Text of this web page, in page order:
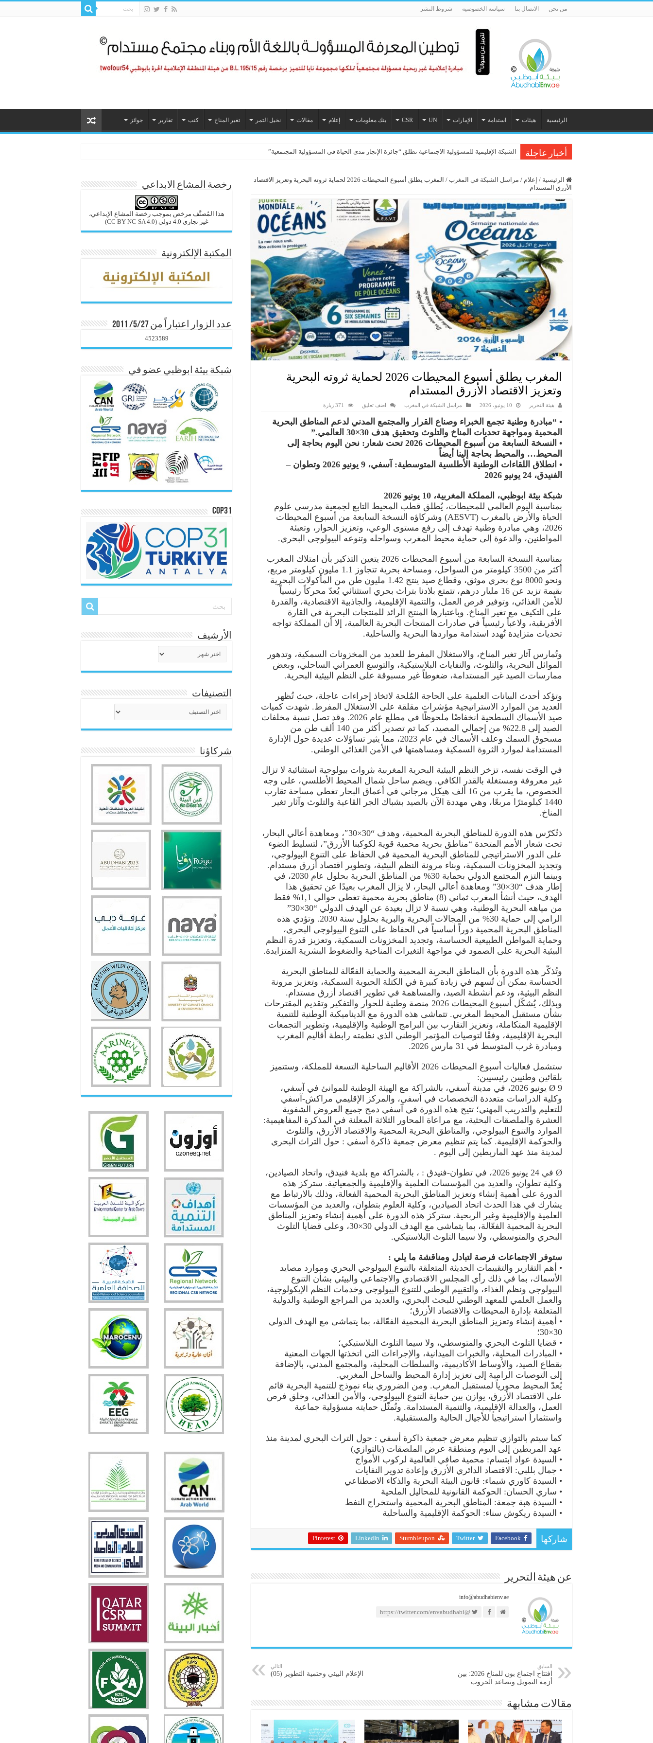
من نحن الاتصال بنا سياسة الخصوصية شروط النشر
الرئيسية هيئات استدامة الإمارات UN
CSR بنك معلومات إعلام مقالات نخيل التمر تغير المناخ كتب تقارير جوائز
أخبار عاجلة الشبكة الإقليمية للمسؤولية الاجتماعية تطلق “جائزة الإنجاز مدى الحياة في المسؤولية المجتمعية”
الرئيسية / إعلام / مراسل الشبكة في المغرب /
المغرب يطلق أسبوع المحيطات 2026 لحماية ثروته البحرية وتعزيز الاقتصاد
الأزرق المستدام
المغرب يطلق أسبوع المحيطات 2026 لحماية ثروته البحرية
وتعزيز الاقتصاد الأزرق المستدام
هيئة التحرير 10 يونيو، 2026 مراسل الشبكة في المغرب اضف تعليق 371 زيارة
• “مبادرة وطنية تجمع الخبراء وصناع القرار والمجتمع المدني لدعم المناطق البحرية
المحمية ومواجهة تحديات المناخ والتلوث وتحقيق هدف 30×30 العالمي.”
• النسخة السابعة من أسبوع المحيطات 2026 تحت شعار: نحن اليوم بحاجة إلى
المحيط… والمحيط بحاجة إلينا أيضاً
• انطلاق اللقاءات الوطنية الأطلسية المتوسطية: آسفي، 9 يونيو 2026 وتطوان –
الفنيدق، 24 يونيو 2026
شبكة بيئة ابوظبي، المملكة المغربية، 10 يونيو 2026
بمناسبة اليوم العالمي للمحيطات، يُطلق قطب المحيط التابع لجمعية مدرسي علوم
الحياة والأرض بالمغرب (AESVT) وشركاؤه النسخة السابعة من أسبوع المحيطات
2026، وهي مبادرة وطنية تهدف إلى رفع مستوى الوعي، وتعزيز الحوار، وتعبئة
المواطنين، والدعوة إلى حماية محيط المغرب وسواحله وتنوعه البيولوجي البحري.
بمناسبة النسخة السابعة من أسبوع المحيطات 2026 يتعين التذكير بأن امتلاك المغرب
أكثر من 3500 كيلومتر من السواحل، ومساحة بحرية تتجاوز 1.1 مليون كيلومتر مربع،
ونحو 8000 نوع بحري موثق، وقطاع صيد ينتج 1.42 مليون طن من المأكولات البحرية
بقيمة تزيد عن 16 مليار درهم، تتمتع بلادنا بتراث بحري استثنائي يُعدّ محركاً رئيسياً
للأمن الغذائي، وتوفير فرص العمل، والتنمية الإقليمية، والجاذبية الاقتصادية، والقدرة
على التكيف مع تغير المناخ. وباعتبارها المنتج الرائد للمنتجات البحرية في القارة
الأفريقية، ولاعباً رئيسياً في صادرات المنتجات البحرية العالمية، إلا أن المملكة تواجه
تحديات متزايدة تُهدد استدامة مواردها البحرية والساحلية.
وتُمارس آثار تغير المناخ، والاستغلال المفرط للعديد من المخزونات السمكية، وتدهور
الموائل البحرية، والتلوث، والنفايات البلاستيكية، والتوسع العمراني الساحلي، وبعض
ممارسات الصيد غير المستدامة، ضغوطاً غير مسبوقة على النظم البيئية البحرية.
وتؤكد أحدث البيانات العلمية على الحاجة المُلحة لاتخاذ إجراءات عاجلة، حيث تُظهر
العديد من الموارد الاستراتيجية مؤشرات مقلقة على الاستغلال المفرط. شهدت كميات
صيد الأسماك السطحية انخفاضًا ملحوظًا في مطلع عام 2026. وقد تصل نسبة مخلفات
الصيد إلى 22.8% من إجمالي المصيد، كما تم تصدير أكثر من 140 ألف طن من
مسحوق السمك وعلف الأسماك في عام 2023، مما يثير تساؤلات عديدة حول الإدارة
المستدامة لموارد الثروة السمكية ومساهمتها في الأمن الغذائي الوطني.
في الوقت نفسه، تزخر النظم البيئية البحرية المغربية بثروات بيولوجية استثنائية لا تزال
غير معروفة ومستغلة بالقدر الكافي. ويضم ساحل شمال المحيط الأطلسي، على وجه
الخصوص، ما يقرب من 16 ألف هيكل مرجاني في أعماق البحار تغطي مساحة تقارب
1440 كيلومترًا مربعًا، وهي مهددة الآن بالصيد بشباك الجر القاعية والتلوث وآثار تغير
المناخ.
ذتُكرّس هذه الدورة للمناطق البحرية المحمية، وهدف “30×30″، ومعاهدة أعالي البحار،
تحت شعار الأمم المتحدة “مناطق بحرية محمية قوية لكوكبنا الأزرق”، لتسليط الضوء
على الدور الاستراتيجي للمناطق البحرية المحمية في الحفاظ على التنوع البيولوجي،
وتجديد المخزونات السمكية، وبناء مرونة النظم البيئية، وتطوير اقتصاد أزرق مستدام.
وبينما التزم المجتمع الدولي بحماية 30% من المناطق البحرية بحلول عام 2030، في
إطار هدف “30×30” ومعاهدة أعالي البحار، لا يزال المغرب بعيدًا عن تحقيق هذا
الهدف، حيث أنشأ المغرب ثماني (8) مناطق بحرية محمية تغطي حوالي 1,1% فقط
من مياهه البحرية الوطنية، وهي نسبة لا تزال بعيدة عن الهدف الدولي “30×30”
الرامي إلى حماية 30% من المجالات البحرية والبرية بحلول سنة 2030. وتؤدي هذه
المناطق البحرية المحمية دوراً أساسياً في الحفاظ على التنوع البيولوجي البحري،
وحماية المواطن الطبيعية الحساسة، وتجديد المخزونات السمكية، وتعزيز قدرة النظم
البيئية البحرية على الصمود في مواجهة التغيرات المناخية والضغوط البشرية المتزايدة.
وتُذكّر هذه الدورة بأن المناطق البحرية المحمية والحماية الفعّالة للمناطق البحرية
الحساسة يمكن أن تُسهم في زيادة كبيرة في الكتلة الحيوية السمكية، وتعزيز مرونة
النظم البيئية، ودعم أنشطة الصيد، والمساهمة في تطوير اقتصاد أزرق مستدام.
وبذلك، يُشكّل أسبوع المحيطات 2026 منصة وطنية للحوار والتفكير وتقديم المقترحات
بشأن مستقبل المحيط المغربي. تتماشى هذه الدورة مع الديناميكية الوطنية للتنمية
الإقليمية المتكاملة، وتعزيز التقارب بين البرامج الوطنية والإقليمية، وتطوير التجمعات
البحرية الإقليمية، وفقًا لتوصيات المؤتمر الوطني الذي نظمته رابطة أقاليم المغرب
ومبادرة غرب المتوسط في 31 مارس 2026.
ستشمل فعاليات أسبوع المحيطات 2026 الأقاليم الساحلية التسعة للمملكة، وستتميز
بلقائين وطنيين رئيسيين:
Ø 9 يونيو 2026، في مدينة آسفي، بالشراكة مع الهيئة الوطنية للموانئ في آسفي،
وكلية الدراسات متعددة التخصصات في آسفي، والمركز الإقليمي مراكش-آسفي
للتعليم والتدريب المهني؛ تتيح هذه الدورة في آسفي دمج جميع العروض الشفوية
العشرة والملصقات البحثية، مع مراعاة المحاور الثلاثة المعلنة في المذكرة المفاهيمية:
الموارد والتنوع البيولوجي، والمناطق البحرية المحمية والاقتصاد الأزرق، والتلوث
والحوكمة الإقليمية. كما يتم تنظيم معرض جمعية ذاكرة أسفي : حول التراث البحري
لمدينة منذ عهد الماربطين إلى اليوم .
Ø في 24 يونيو 2026، في تطوان-فنيدق : ، بالشراكة مع بلدية فنيدق، واتحاد الصيادين،
وكلية تطوان، والعديد من المؤسسات العلمية والإقليمية والجمعياتية. ستركز هذه
الدورة على أهمية إنشاء وتعزيز المناطق البحرية المحمية الفعالة، وذلك بالارتباط مع
يشارك في هذا الحدث اتحاد الصيادين، وكلية العلوم بتطوان، والعديد من المؤسسات
العلمية والإقليمية وغير الربحية. ستركز هذه الدورة على أهمية إنشاء وتعزيز المناطق
البحرية المحمية الفعّالة، بما يتماشى مع الهدف الدولي 30×30، وعلى قضايا التلوث
البحري والمتوسطي، ولا سيما التلوث البلاستيكي.
ستوفر الاجتماعات فرصة لتبادل ومناقشة ما يلي :
• أهم التقارير والتقييمات الحديثة المتعلقة بالتنوع البيولوجي البحري وموارد مصايد
الأسماك، بما في ذلك رأي المجلس الاقتصادي والاجتماعي والبيئي بشأن التنوع
البيولوجي ونظم الغذاء، والتقييم الوطني للتنوع البيولوجي وخدمات النظم الإيكولوجية،
والعمل العلمي للمعهد الوطني للبحث البحري، والعديد من المراجع الوطنية والدولية
المتعلقة بإدارة المحيطات والاقتصاد الأزرق؛
• أهمية إنشاء وتعزيز المناطق البحرية المحمية الفعّالة، بما يتماشى مع الهدف الدولي
30×30؛
• قضايا التلوث البحري والمتوسطي، ولا سيما التلوث البلاستيكي؛
• المبادرات المحلية، والخبرات الميدانية، والإجراءات التي اتخذتها الجهات المعنية
بقطاع الصيد، والأوساط الأكاديمية، والسلطات المحلية، والمجتمع المدني، بالإضافة
إلى التوصيات الرامية إلى تعزيز إدارة المحيط والساحل المغربي.
يُعدّ المحيط محورياً لمستقبل المغرب. ومن الضروري بناء نموذج للتنمية البحرية قائم
على الاقتصاد الأزرق، يوازن بين حماية التنوع البيولوجي، والأمن الغذائي، وخلق فرص
العمل، والعدالة الإقليمية، والتنمية المستدامة. وتُمثّل حمايته مسؤولية جماعية
واستثماراً استراتيجياً للأجيال الحالية والمستقبلية.
كما سيتم بالتوازي تنظيم معرض جمعية ذاكرة أسفي : حول التراث البحري لمدينة منذ
عهد المربطين إلى اليوم ومنطقة عرض الملصقات (بالتوازي)
• السيدة عواد ابتسام: محمية صافي العالمية لركوب الأمواج
• جمال بللبي: الاقتصاد الدائري الأزرق وإعادة تدوير النفايات
• السيدة كاوري شيماء: قانون البيئة البحرية والذكاء الاصطناعي
• ساري الحسان: الحوكمة القانونية للمحاليل الملحية
• السيدة هبة جمعة: المناطق البحرية المحمية واستخراج النفط
• السيدة ريكوش سناء: الحوكمة الإقليمية والساحلية
شاركها Facebook
Twitter
Stumbleupon
LinkedIn
Pinterest
عن هيئة التحرير
info@abudhabienv.ae
@https://twitter.com/envabudhabi
السابق
افتتاح اجتماع بون للمناخ 2026: بين
أزمة التمويل وتصاعد الحروب
التالي
الإعلام البيئي وحتمية التطوير (05)
مقالات مشابهة
رخصة المشاع الابداعي
هذا المُصنَّف مرخص بموجب رخصة المشاع الإبداعي،
غير تجاري 4.0 دولي
(CC BY-NC-SA 4.0)
المكتبة الإلكترونية
عدد الزوار اعتباراً من 5/27/ 2011
4523589
شبكة بيئة ابوظبي عضو في
COP31
الأرشيف
التصنيفات
شركاؤنا